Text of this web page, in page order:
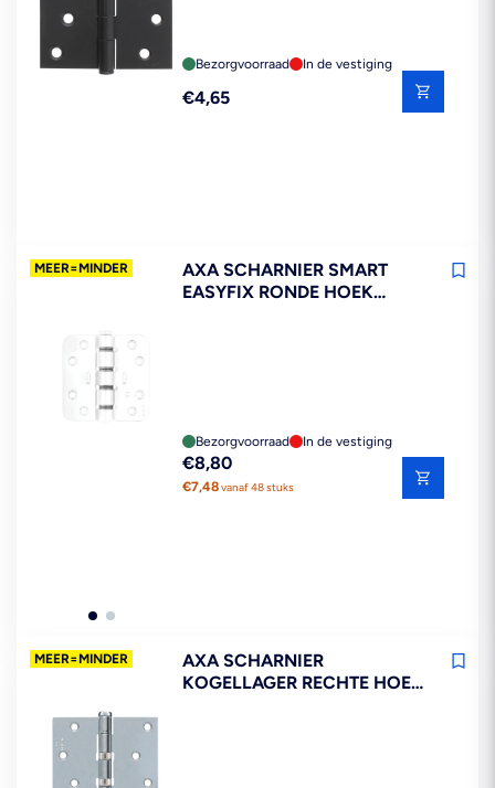
Bezorgvoorraad In de vestiging
Reguliere
€4,65
MEER=MINDER
AXA SCHARNIER SMART
EASYFIX RONDE HOEK
Bezorgvoorraad In de vestiging
Reguliere
prijs
€8,80
€7,48vanaf 48 stuks
MEER=MINDER
AXA SCHARNIER
KOGELLAGER RECHTE HOEK